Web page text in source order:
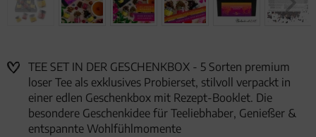
TEE SET IN DER GESCHENKBOX - 5 Sorten premium
loser Tee als exklusives Probierset, stilvoll verpackt in
einer edlen Geschenkbox mit Rezept-Booklet. Die
besondere Geschenkidee für Teeliebhaber, Genießer &
entspannte Wohlfühlmomente